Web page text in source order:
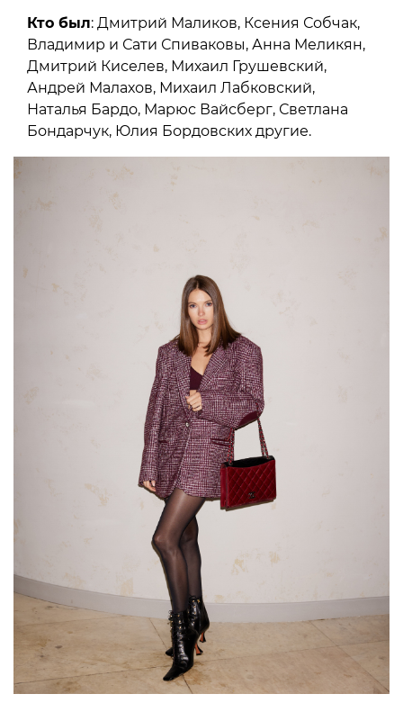
Кто был: Дмитрий Маликов, Ксения Собчак,
Владимир и Сати Спиваковы, Анна Меликян,
Дмитрий Киселев, Михаил Грушевский,
Андрей Малахов, Михаил Лабковский,
Наталья Бардо, Марюс Вайсберг, Светлана
Бондарчук, Юлия Бордовских другие.